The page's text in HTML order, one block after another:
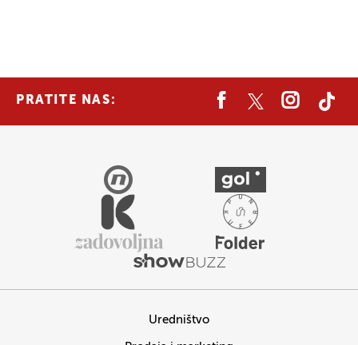
PRATITE NAS:
Uredništvo